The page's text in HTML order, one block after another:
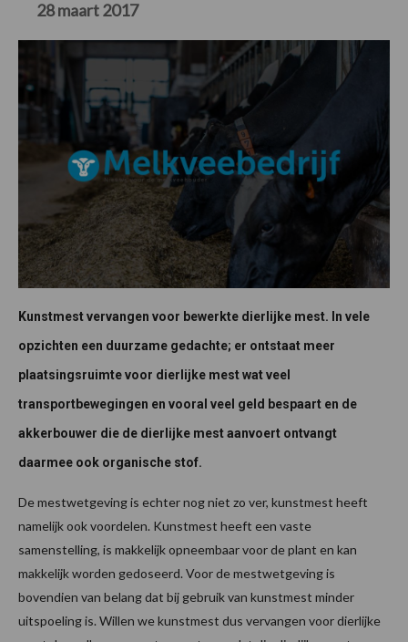
28 maart 2017
Kunstmest vervangen voor bewerkte dierlijke mest. In vele
opzichten een duurzame gedachte; er ontstaat meer
plaatsingsruimte voor dierlijke mest wat veel
transportbewegingen en vooral veel geld bespaart en de
akkerbouwer die de dierlijke mest aanvoert ontvangt
daarmee ook organische stof.
De mestwetgeving is echter nog niet zo ver, kunstmest heeft
namelijk ook voordelen. Kunstmest heeft een vaste
samenstelling, is makkelijk opneembaar voor de plant en kan
makkelijk worden gedoseerd. Voor de mestwetgeving is
bovendien van belang dat bij gebruik van kunstmest minder
uitspoeling is. Willen we kunstmest dus vervangen voor dierlijke